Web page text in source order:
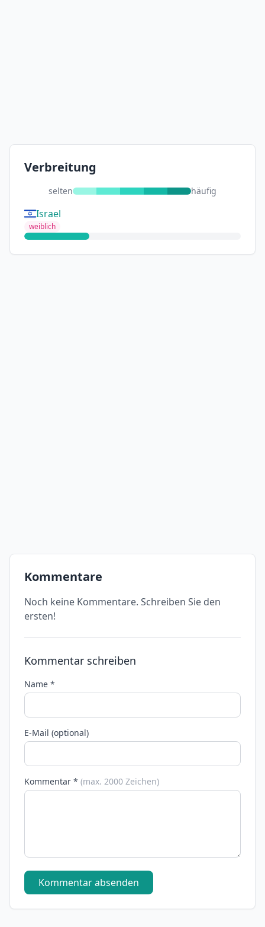
Verbreitung
selten häufig
Israel
weiblich
Kommentare
Noch keine Kommentare. Schreiben Sie den
ersten!
Kommentar schreiben
Name *
E-Mail (optional)
Kommentar * (max. 2000 Zeichen)
Kommentar absenden